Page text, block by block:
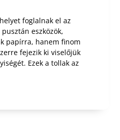
foglalnak el az
eszközök,
papírra, hanem finom
fejezik ki viselőjük
Ezek a tollak az